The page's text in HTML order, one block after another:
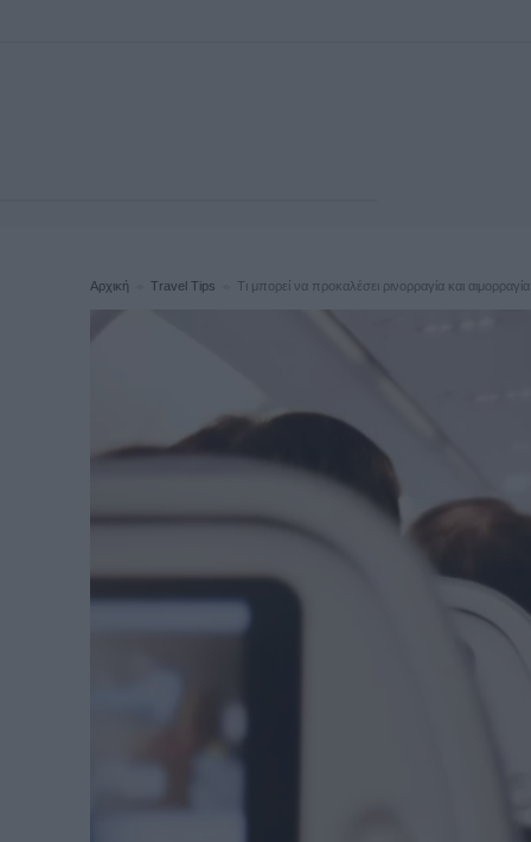
Αρχική Travel Tips Τι μπορεί να προκαλέσει ρινορραγία και